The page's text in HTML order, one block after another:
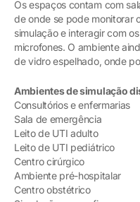
Os espaços contam com
de onde se pode monitorar
simulação e interagir com
microfones. O ambiente
de vidro espelhado, onde
Ambientes de simulação
Consultórios e enfermarias
Sala de emergência
Leito de UTI adulto
Leito de UTI pediátrico
Centro cirúrgico
Ambiente pré-hospitalar
Centro obstétrico